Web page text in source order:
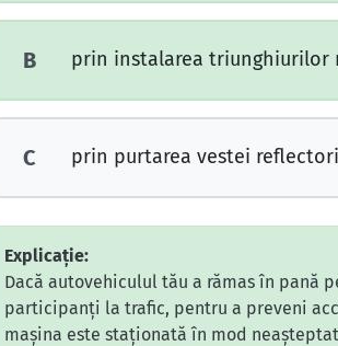
B prin instalarea triunghiurilor
C prin purtarea vestei
Explicație:
Dacă autovehiculul tău a rămas în pană
participanți la trafic, pentru a preveni
mașina este staționată în mod